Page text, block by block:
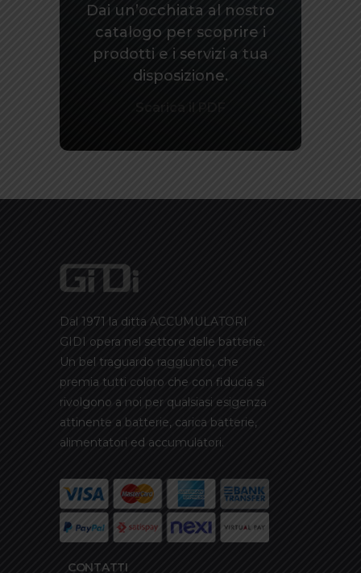
Dai un’occhiata al nostro
catalogo per scoprire i
prodotti e i servizi a tua
disposizione.
Scarica il PDF
Dal 1971 la ditta ACCUMULATORI
GIDI opera nel settore delle batterie.
Un bel traguardo raggiunto, che
premia tutti coloro che con fiducia si
rivolgono a noi per qualsiasi esigenza
attinente a batterie, carica batterie,
alimentatori ed accumulatori.
CONTATTI